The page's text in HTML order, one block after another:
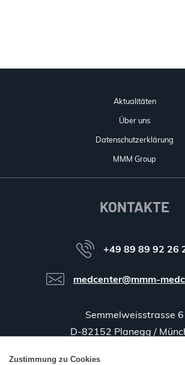
Aktualitäten
Über uns
Datenschutzerklärung
MMM Group
KONTAKTE
+49 89 89 92 26
medcenter@mmm-
Semmelweisstrasse 6
D-82152 Planegg /
Zustimmung zu Cookies